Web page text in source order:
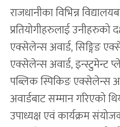
राजधानीका विभिन्न
प्रतियोगीहरुलाई उनीहरुको
एक्सेलेन्स अवार्ड, सिङ्गिङ
एक्सेलेन्स अवार्ड, इन्स्टुमेन्ट
पब्लिक स्पिकिङ एक्सेलेन्स
अवार्डबाट सम्मान गरिएको
उपाध्यक्ष एवं कार्यक्रम